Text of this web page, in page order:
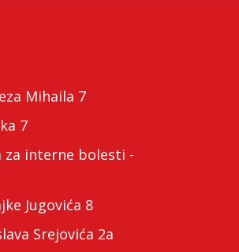
Mihaila 7
7
za interne bolesti -
Jugovića 8
Srejovića 2a